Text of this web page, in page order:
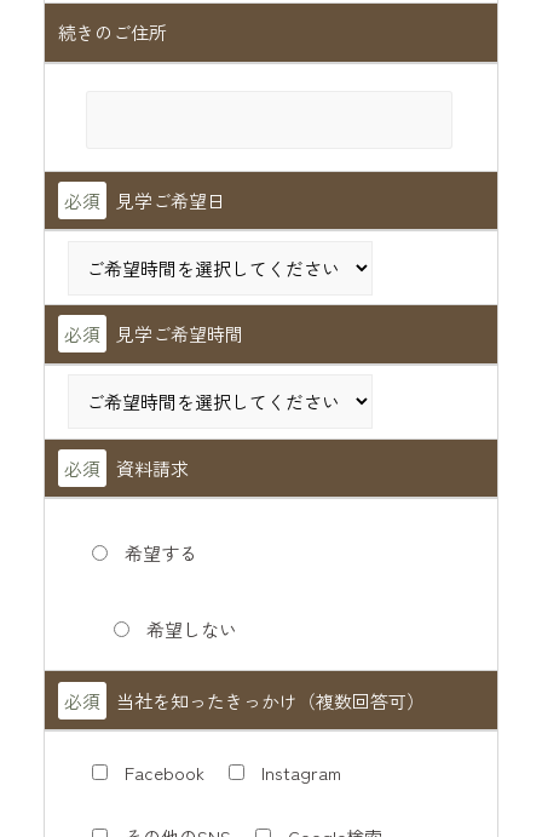
続きのご住所
必須 見学ご希望日
必須 見学ご希望時間
必須 資料請求
希望する
希望しない
必須 当社を知ったきっかけ（複数回答可）
Facebook Instagram